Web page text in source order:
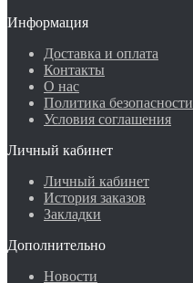
Информация
Доставка и оплата
Контакты
О нас
Политика безопасности
Условия соглашения
Личный кабинет
Личный кабинет
История заказов
Закладки
Дополнительно
Новости